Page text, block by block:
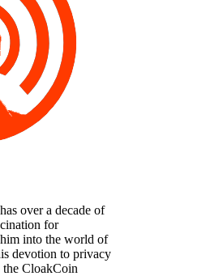
over a decade of
for
into the world of
devotion to privacy
CloakCoin